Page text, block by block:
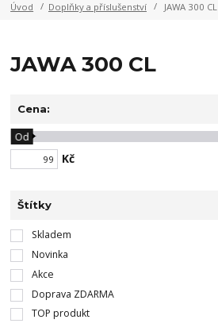
Úvod Doplňky a příslušenství JAWA 300 CL
JAWA 300 CL
Cena:
Kč
Od
Štítky
Skladem
Novinka
Akce
Doprava ZDARMA
TOP produkt